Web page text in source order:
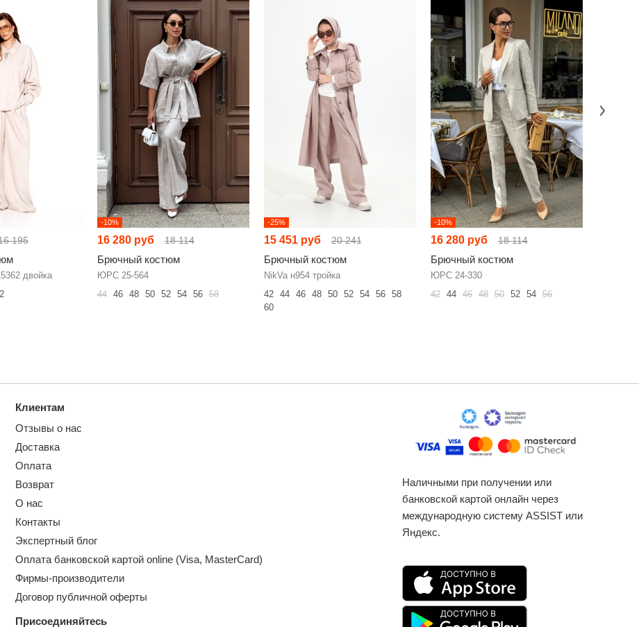
195
двойка
-10%
16 280 руб 18 114
Брючный костюм
ЮРС 25-564
44
46 48 50 52 54 56 58
-25%
15 451 руб 20 241
Брючный костюм
NikVa н954 тройка
42
44 46 48 50 52 54 56
58
60
-10%
16 280 руб 18 114
Брючный костюм
ЮРС 24-330
42
44 46 48 50 52 54 56
Клиентам
Отзывы о нас
Доставка
Оплата
Возврат
О нас
Контакты
Экспертный блог
Оплата банковской картой online (Visa, MasterCard)
Фирмы-производители
Договор публичной оферты
Присоединяйтесь
Наличными при получении или
банковской картой онлайн через
международную систему ASSIST или
Яндекс.